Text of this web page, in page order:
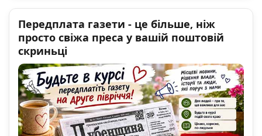
Передплата газети - це більше, ніж
просто свіжа преса у вашій поштовій
скриньці